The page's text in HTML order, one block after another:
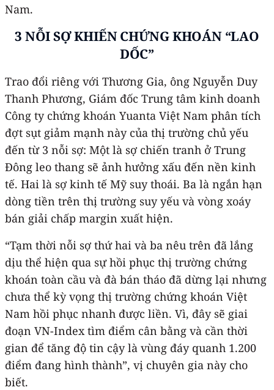
Nam.
3 NỖI SỢ KHIẾN CHỨNG KHOÁN “LAO
DỐC”
Trao đổi riêng với Thương Gia, ông Nguyễn Duy
Thanh Phương, Giám đốc Trung tâm kinh doanh
Công ty chứng khoán Yuanta Việt Nam phân tích
đợt sụt giảm mạnh này của thị trường chủ yếu
đến từ 3 nỗi sợ: Một là sợ chiến tranh ở Trung
Đông leo thang sẽ ảnh hưởng xấu đến nền kinh
tế. Hai là sợ kinh tế Mỹ suy thoái. Ba là ngắn hạn
dòng tiền trên thị trường suy yếu và vòng xoáy
bán giải chấp margin xuất hiện.
“Tạm thời nỗi sợ thứ hai và ba nêu trên đã lắng
dịu thể hiện qua sự hồi phục thị trường chứng
khoán toàn cầu và đà bán tháo đã dừng lại nhưng
chưa thể kỳ vọng thị trường chứng khoán Việt
Nam hồi phục nhanh được liền. Vì, đây sẽ giai
đoạn VN-Index tìm điểm cân bằng và cần thời
gian để tăng độ tin cậy là vùng đáy quanh 1.200
điểm đang hình thành”, vị chuyên gia này cho
biết.